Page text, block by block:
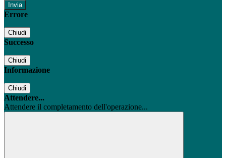
Errore
Chiudi
Successo
Chiudi
Informazione
Chiudi
Attendere...
Attendere il completamento dell'operazione...